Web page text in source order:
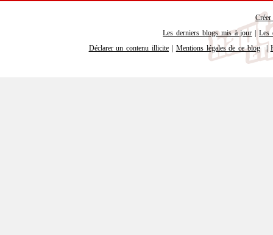
Les derniers blogs mis à jour |Les
Déclarer un contenu illicite
Mentions légales de ce blog |